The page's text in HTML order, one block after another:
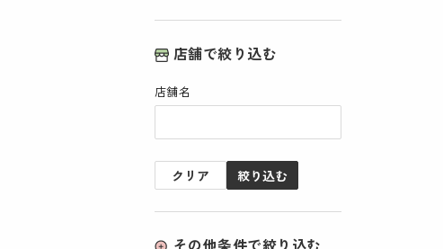
店舗で絞り込む
店舗名
クリア 絞り込む